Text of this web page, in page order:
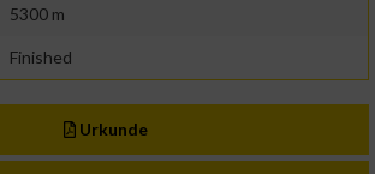
5300 m
Finished
Urkunde